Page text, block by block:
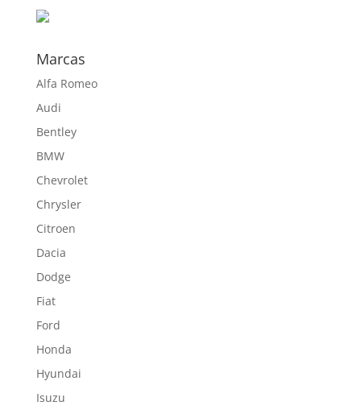
Marcas
Alfa Romeo
Audi
Bentley
BMW
Chevrolet
Chrysler
Citroen
Dacia
Dodge
Fiat
Ford
Honda
Hyundai
Isuzu